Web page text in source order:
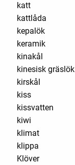
katt
kattlåda
kepalök
keramik
kinakål
kinesisk gräslök
kirskål
kiss
kissvatten
kiwi
klimat
klippa
Klöver